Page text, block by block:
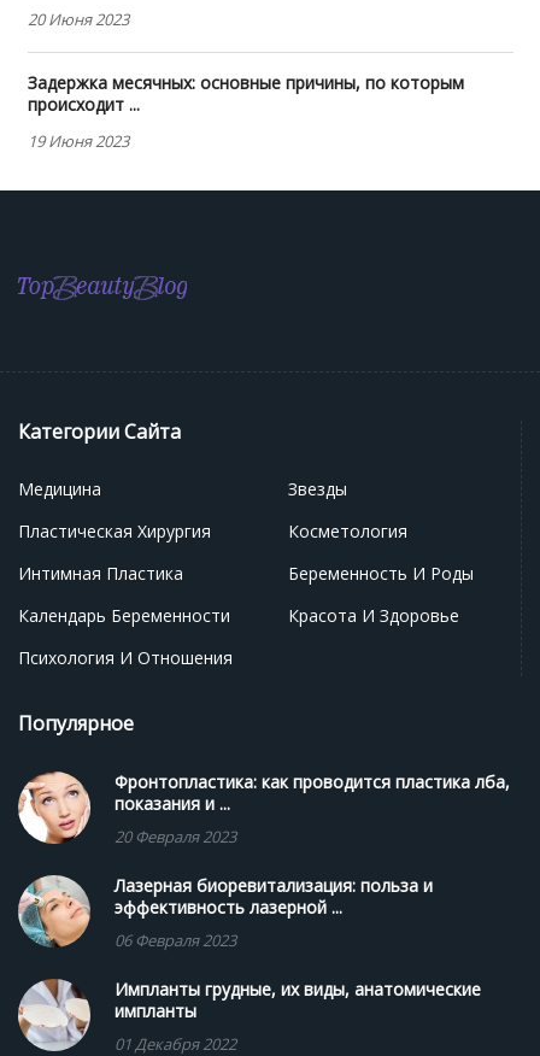
20 Июня 2023
Задержка месячных: основные причины, по которым
происходит ...
19 Июня 2023
Категории Сайта
Медицина
Звезды
Пластическая Хирургия
Косметология
Интимная Пластика
Беременность И Роды
Календарь Беременности
Красота И Здоровье
Психология И Отношения
Популярное
Фронтопластика: как проводится пластика лба,
показания и ...
20 Февраля 2023
Лазерная биоревитализация: польза и
эффективность лазерной ...
06 Февраля 2023
Импланты грудные, их виды, анатомические
импланты
01 Декабря 2022